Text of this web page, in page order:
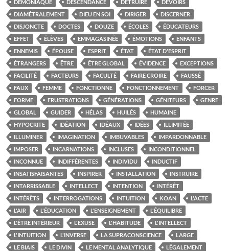
DÉMONIAQUE DESCENDANCE DÉTRUIRE
DEVOIRS
DIAMÉTRALEMENT
DIEU EN SOI DIRIGER
DISCERNER
DISJONCTE
DOCTES DOUZE ÉCOLES
ÉDUCATEURS
EFFET
ÉLÈVES EMMAGASINÉE ÉMOTIONS
ENFANTS
ENNEMIS
ÉPOUSE ESPRIT ÉTAT
ÉTAT D'ESPRIT
ÉTRANGERS
ÊTRE ÊTRE GLOBAL ÉVIDENCE
EXCEPTIONS
FACILITÉ
FACTEURS FACULTÉ FAIRE CROIRE
FAUSSÉ
FAUX
FEMME FONCTIONNE FONCTIONNEMENT
FORCER
FORME
FRUSTRATIONS GÉNÉRATIONS GÉNITEURS
GENRE
GLOBAL
GUIDER HÉLAS HUILÉS
HUMAINE
HYPOCRITE
IDÉATION IDÉAUX IDÉES
ILLIMITÉE
ILLUMINER
IMAGINATION IMBUVABLES
IMPARDONNABLE
IMPOSER
INCARNATIONS INCLUSES
INCONDITIONNEL
INCONNUE
INDIFFÉRENTES INDIVIDU
INDUCTIF
INSATISFAISANTES
INSPIRER INSTALLATION
INSTRUIRE
INTARRISSABLE
INTELLECT INTENTION
INTÉRÊT
INTÉRÊTS
INTERROGATIONS INTUITION KOAN
L'ACTE
L'AIR
L'ÉDUCATION L'ENSEIGNEMENT
L'ÉQUILIBRE
L'ÊTRE INTÉRIEUR
L'EXUSE L'HABITUDE
L'INTELLECT
L'INTUITION
L'INVERSE LA SUPRACONSCIENCE
LARGE
LE BIAIS
LE DIVIN LE MENTAL ANALYTIQUE
LÉGALEMENT